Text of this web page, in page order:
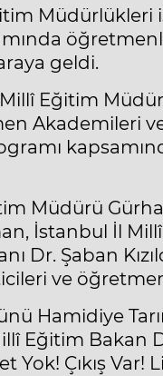
geldi.
Eğitim
Akademileri
Müdürü
İstanbul İl
Dr. Şaban
ve
Hamidiye
Eğitim Bakan
Yok! Çıkış Var!